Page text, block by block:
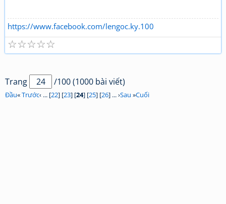
https://www.facebook.com/lengoc.ky.100
☆
☆
☆
☆
☆
Trang /100 (1000 bài viết)
Đầu«Trước‹ ... [22] [23] [24] [25] [26] ... ›Sau »Cuối